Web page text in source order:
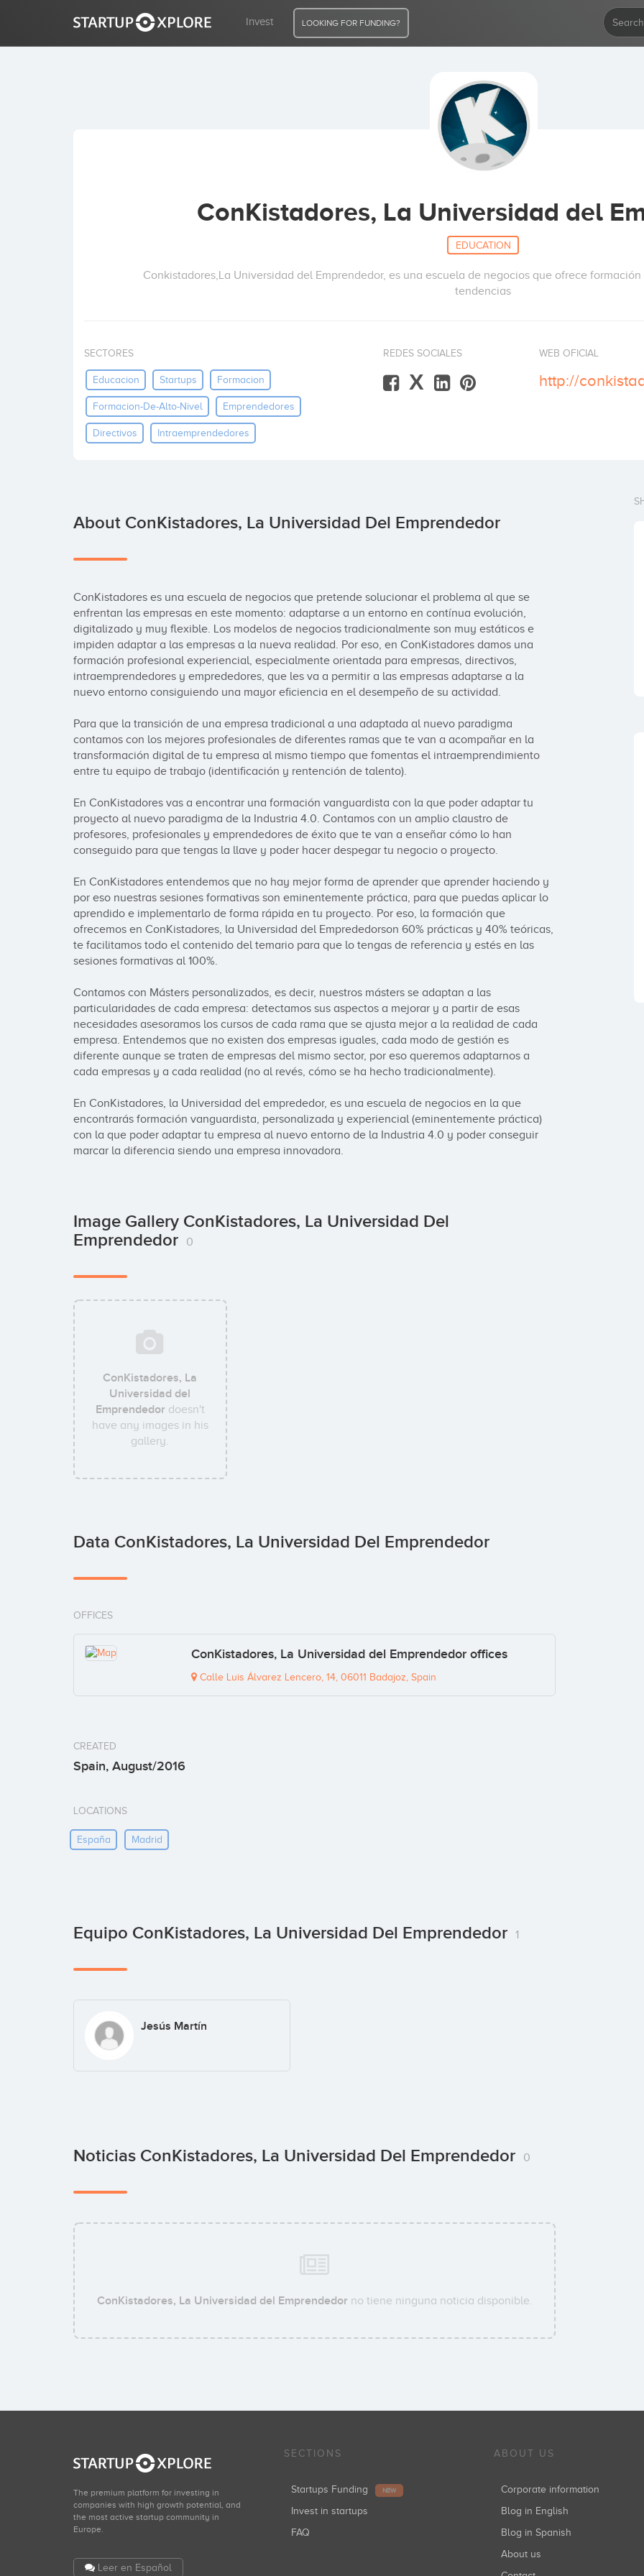
Invest LOOKING FOR FUNDING?
ConKistadores, La Universidad del
EDUCATION
Conkistadores,La Universidad del Emprendedor, es una escuela de negocios que ofrece
tendencias
SECTORES
Educacion Startups Formacion
Formacion-De-Alto-Nivel Emprendedores
Directivos Intraemprendedores
REDES SOCIALES
X
WEB OFICIAL
http://
About ConKistadores, La Universidad Del Emprendedor
ConKistadores es una escuela de negocios que pretende solucionar el problema al que se
enfrentan las empresas en este momento: adaptarse a un entorno en contínua evolución,
digitalizado y muy flexible. Los modelos de negocios tradicionalmente son muy estáticos e
impiden adaptar a las empresas a la nueva realidad. Por eso, en ConKistadores damos una
formación profesional experiencial, especialmente orientada para empresas, directivos,
intraemprendedores y emprededores, que les va a permitir a las empresas adaptarse a la
nuevo entorno consiguiendo una mayor eficiencia en el desempeño de su actividad.
Para que la transición de una empresa tradicional a una adaptada al nuevo paradigma
contamos con los mejores profesionales de diferentes ramas que te van a acompañar en la
transformación digital de tu empresa al mismo tiempo que fomentas el intraemprendimiento
entre tu equipo de trabajo (identificación y rentención de talento).
En ConKistadores vas a encontrar una formación vanguardista con la que poder adaptar tu
proyecto al nuevo paradigma de la Industria 4.0. Contamos con un amplio claustro de
profesores, profesionales y emprendedores de éxito que te van a enseñar cómo lo han
conseguido para que tengas la llave y poder hacer despegar tu negocio o proyecto.
En ConKistadores entendemos que no hay mejor forma de aprender que aprender haciendo y
por eso nuestras sesiones formativas son eminentemente práctica, para que puedas aplicar lo
aprendido e implementarlo de forma rápida en tu proyecto. Por eso, la formación que
ofrecemos en ConKistadores, la Universidad del Emprededorson 60% prácticas y 40% teóricas,
te facilitamos todo el contenido del temario para que lo tengas de referencia y estés en las
sesiones formativas al 100%.
Contamos con Másters personalizados, es decir, nuestros másters se adaptan a las
particularidades de cada empresa: detectamos sus aspectos a mejorar y a partir de esas
necesidades asesoramos los cursos de cada rama que se ajusta mejor a la realidad de cada
empresa. Entendemos que no existen dos empresas iguales, cada modo de gestión es
diferente aunque se traten de empresas del mismo sector, por eso queremos adaptarnos a
cada empresas y a cada realidad (no al revés, cómo se ha hecho tradicionalmente).
En ConKistadores, la Universidad del emprededor, es una escuela de negocios en la que
encontrarás formación vanguardista, personalizada y experiencial (eminentemente práctica)
con la que poder adaptar tu empresa al nuevo entorno de la Industria 4.0 y poder conseguir
marcar la diferencia siendo una empresa innovadora.
Image Gallery ConKistadores, La Universidad Del
Emprendedor
0
ConKistadores, La
Universidad del
Emprendedor doesn't
have any images in his
gallery.
Data ConKistadores, La Universidad Del Emprendedor
OFFICES
ConKistadores, La Universidad del Emprendedor offices
Calle Luis Álvarez Lencero, 14, 06011 Badajoz, Spain
CREATED
Spain, August/2016
LOCATIONS
España Madrid
Equipo ConKistadores, La Universidad Del Emprendedor 1
Jesús Martín
Noticias ConKistadores, La Universidad Del Emprendedor 0
ConKistadores, La Universidad del Emprendedor no tiene ninguna noticia disponible.
The premium platform for investing in
companies with high growth potential, and
the most active startup community in
Europe.
Leer en Español
SECTIONS
Startups Funding NEW
Invest in startups
FAQ
ABOUT US
Corporate information
Blog in English
Blog in Spanish
About us